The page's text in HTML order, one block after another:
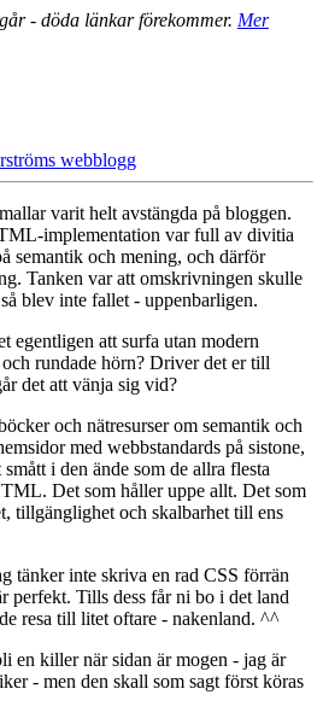
- döda länkar förekommer. Mer
webblogg
varit helt avstängda på bloggen.
implementation var full av divitia
semantik och mening, och därför
Tanken var att omskrivningen skulle
blev inte fallet - uppenbarligen.
egentligen att surfa utan modern
rundade hörn? Driver det er till
det att vänja sig vid?
och nätresurser om semantik och
med webbstandards på sistone,
i den ände som de allra flesta
Det som håller uppe allt. Det som
tillgänglighet och skalbarhet till ens
tänker inte skriva en rad CSS förrän
perfekt. Tills dess får ni bo i det land
resa till litet oftare - nakenland. ^^
en killer när sidan är mogen - jag är
- men den skall som sagt först köras